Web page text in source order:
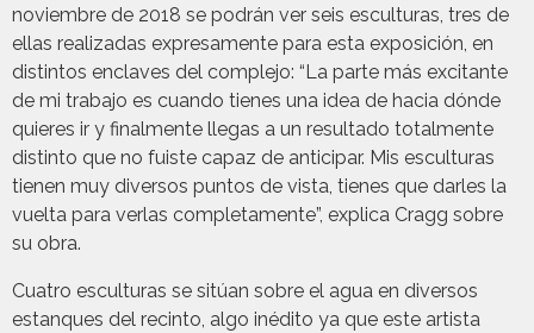
noviembre de 2018 se podrán ver seis esculturas, tres de
ellas realizadas expresamente para esta exposición, en
distintos enclaves del complejo: “La parte más excitante
de mi trabajo es cuando tienes una idea de hacia dónde
quieres ir y finalmente llegas a un resultado totalmente
distinto que no fuiste capaz de anticipar. Mis esculturas
tienen muy diversos puntos de vista, tienes que darles la
vuelta para verlas completamente”, explica Cragg sobre
su obra.
Cuatro esculturas se sitúan sobre el agua en diversos
estanques del recinto, algo inédito ya que este artista